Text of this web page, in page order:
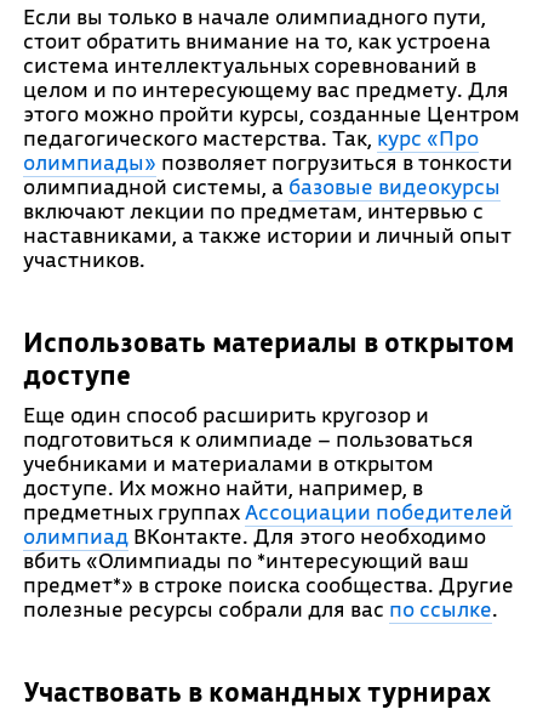
Если вы только в начале олимпиадного пути,
стоит обратить внимание на то, как устроена
система интеллектуальных соревнований в
целом и по интересующему вас предмету. Для
этого можно пройти курсы, созданные Центром
педагогического мастерства. Так, курс «Про
олимпиады» позволяет погрузиться в тонкости
олимпиадной системы, а базовые видеокурсы
включают лекции по предметам, интервью с
наставниками, а также истории и личный опыт
участников.
Использовать материалы в открытом
доступе
Еще один способ расширить кругозор и
подготовиться к олимпиаде – пользоваться
учебниками и материалами в открытом
доступе. Их можно найти, например, в
предметных группахАссоциации победителей
олимпиадВКонтакте. Для этого необходимо
вбить «Олимпиады по *интересующий ваш
предмет*» в строке поиска сообщества. Другие
полезные ресурсы собрали для вас по ссылке.
Участвовать в командных турнирах